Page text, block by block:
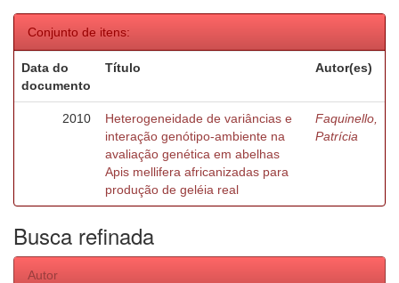
Conjunto de itens:
Data do
documento
Título Autor(es)
2010
Heterogeneidade de variâncias e
interação genótipo-ambiente na
avaliação genética em abelhas
Apis mellifera africanizadas para
produção de geléia real
Faquinello,
Patrícia
Busca refinada
Autor